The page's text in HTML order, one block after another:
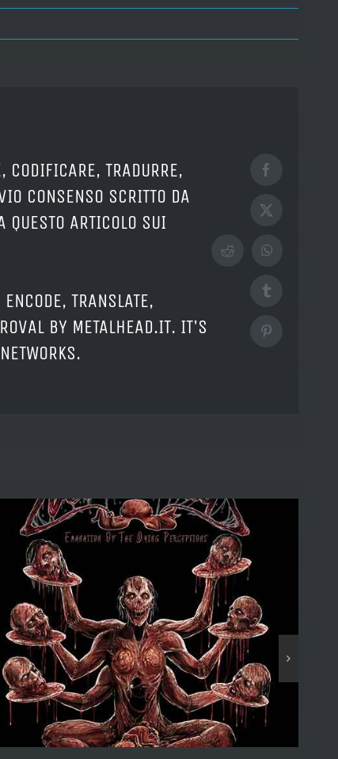
CODIFICARE, TRADURRE,
CONSENSO SCRITTO DA
ARTICOLO SUI
TRANSLATE,
BY METALHEAD.IT. IT'S
Facebook
X
RedditWhatsApp
Tumblr
Pinterest